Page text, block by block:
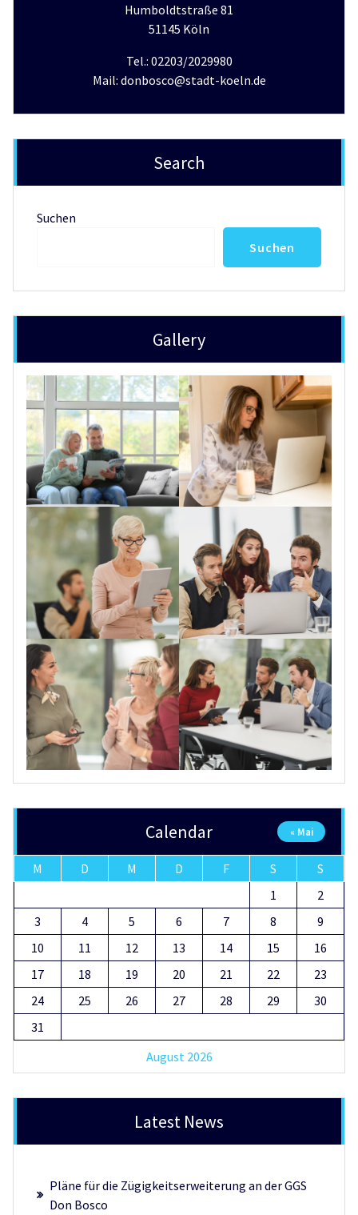
Humboldtstraße 81
51145 Köln
Tel.: 02203/2029980
Mail: donbosco@stadt-koeln.de
Search
Suchen
Suchen
Gallery
Calendar
August 2026
M D M D F S
S
1
2
3
4 5 6 7 8
9
10
11 12 13 14 15
16
17
18 19 20 21 22
23
24
25 26 27 28 29
30
31
« Mai
Latest News
Pläne für die Zügigkeitserweiterung an der GGS
Don Bosco